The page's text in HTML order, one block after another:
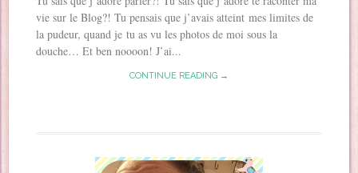
vie sur le Blog?! Tu pensais que j’avais atteint mes limites de
la pudeur, quand je tu as vu les photos de moi sous la
douche… Et ben noooon! J’ai...
CONTINUE READING →